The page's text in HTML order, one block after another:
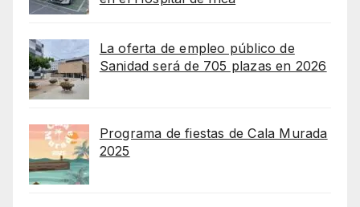
La oferta de empleo público de
Sanidad será de 705 plazas en 2026
Programa de fiestas de Cala Murada
2025